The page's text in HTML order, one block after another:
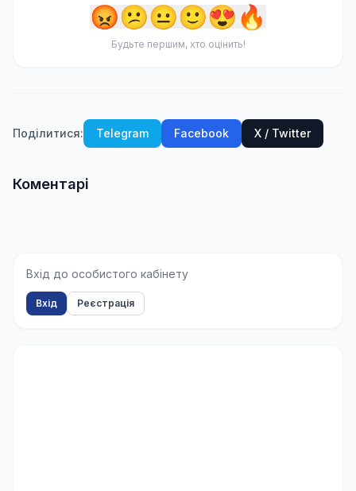
😡😕😐🙂😍🔥
Будьте першим, хто оцінить!
Поділитися: Telegram Facebook X / Twitter
Коментарі
Вхід до особистого кабінету
Вхід Реєстрація